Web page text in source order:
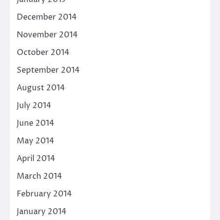
December 2014
November 2014
October 2014
September 2014
August 2014
July 2014
June 2014
May 2014
April 2014
March 2014
February 2014
January 2014